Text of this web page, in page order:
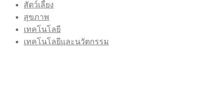
สัตว์เลี้ยง
สุขภาพ
เทคโนโลยี
เทคโนโลยีและนวัตกรรม